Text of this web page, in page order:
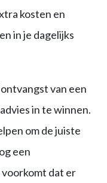
kosten en
in je dagelijks
van een
in te winnen.
om de juiste
een
dat er